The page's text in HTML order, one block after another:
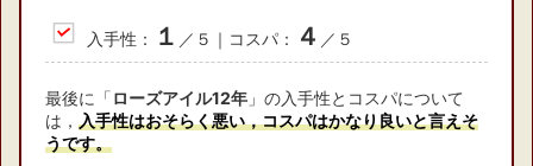
入手性： １ ／５｜コスパ： ４ ／５
最後に「ローズアイル12年 」の入手性とコスパについて
は， 入手性はおそらく悪い，コスパはかなり良いと言えそ
うです。